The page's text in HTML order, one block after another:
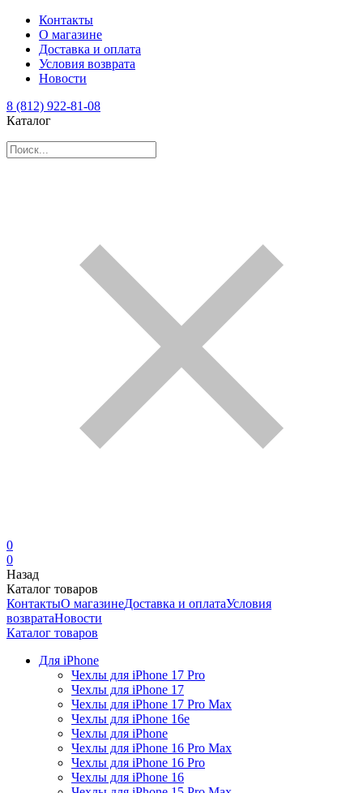
Контакты
О магазине
Доставка и оплата
Условия возврата
Новости
8 (812) 922-81-08
Каталог
0
0
Назад
Каталог товаров
КонтактыО магазинеДоставка и оплатаУсловия
возвратаНовости
Каталог товаров
Для iPhone
Чехлы для iPhone 17 Pro
Чехлы для iPhone 17
Чехлы для iPhone 17 Pro Max
Чехлы для iPhone 16e
Чехлы для iPhone
Чехлы для iPhone 16 Pro Max
Чехлы для iPhone 16 Pro
Чехлы для iPhone 16